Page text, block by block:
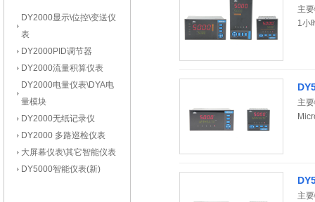
DY2000显示\位控\变送仪
表
DY2000PID调节器
DY2000流量积算仪表
DY2000电量仪表\DYA电
量模块
DY2000无纸记录仪
DY2000 多路巡检仪表
大屏幕仪表\其它智能仪表
DY5000智能仪表(新)
主
1小
主
主